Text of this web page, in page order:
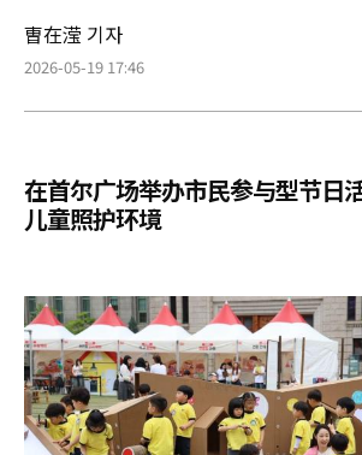
曺在滢 기자
2026-05-19 17:46
在首尔广场举办市民参与型节日
儿童照护环境